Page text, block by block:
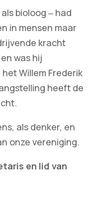
bioloog ‒ had
in mensen maar
kracht
was hij
Willem Frederik
heeft de
als denker, en
onze vereniging.
en lid van